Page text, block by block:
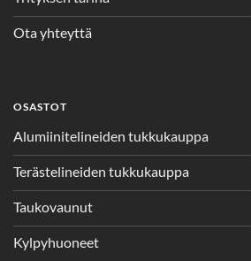
Ota yhteyttä
OSASTOT
Alumiinitelineiden tukkukauppa
Terästelineiden tukkukauppa
Taukovaunut
Kylpyhuoneet